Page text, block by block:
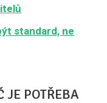
standard, ne
JE POTŘEBA